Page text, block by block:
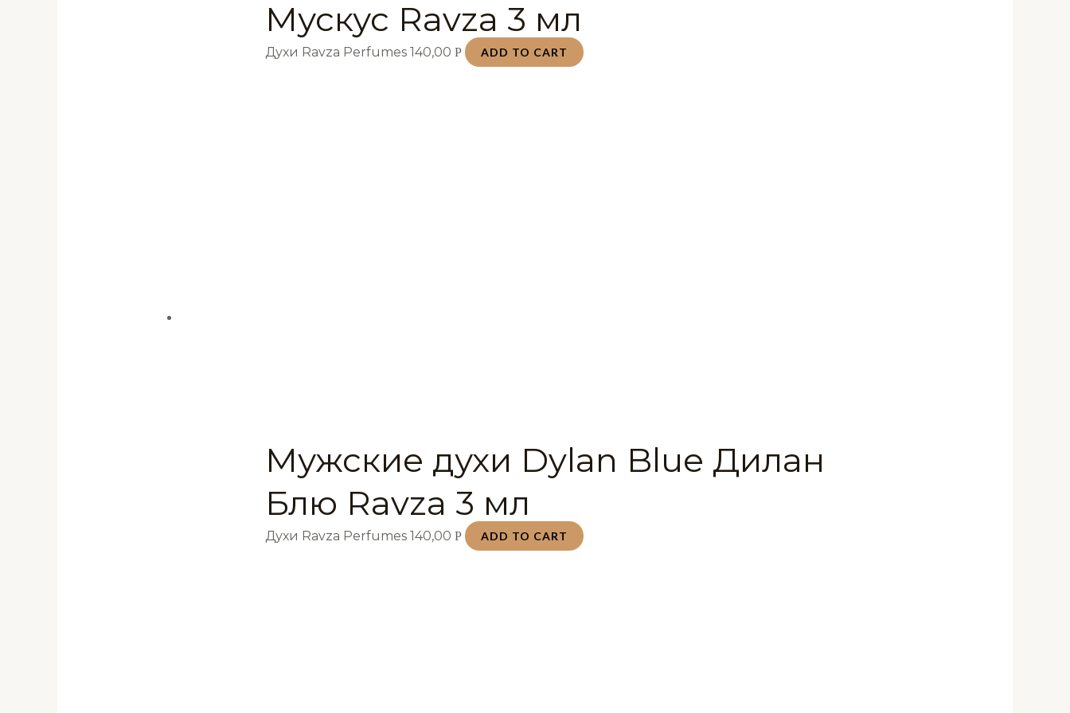
Мускус Ravza 3 мл
Духи Ravza Perfumes140,00Р ADD TO CART
Мужские духи Dylan Blue Дилан
Блю Ravza 3 мл
Духи Ravza Perfumes140,00Р ADD TO CART